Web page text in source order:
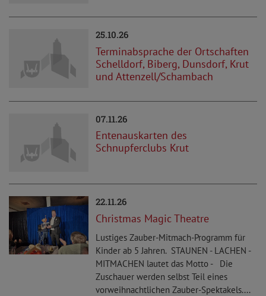
25.10.26
Terminabsprache der Ortschaften
Schelldorf, Biberg, Dunsdorf, Krut
und Attenzell/Schambach
07.11.26
Entenauskarten des
Schnupferclubs Krut
22.11.26
Christmas Magic Theatre
Lustiges Zauber-Mitmach-Programm für
Kinder ab 5 Jahren. STAUNEN - LACHEN -
MITMACHEN lautet das Motto - Die
Zuschauer werden selbst Teil eines
vorweihnachtlichen Zauber-Spektakels....